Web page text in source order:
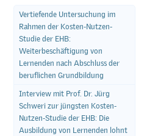
Vertiefende Untersuchung im
Rahmen der Kosten-Nutzen-
Studie der EHB:
Weiterbeschäftigung von
Lernenden nach Abschluss der
beruflichen Grundbildung
Interview mit Prof. Dr. Jürg
Schweri zur jüngsten Kosten-
Nutzen-Studie der EHB: Die
Ausbildung von Lernenden lohnt